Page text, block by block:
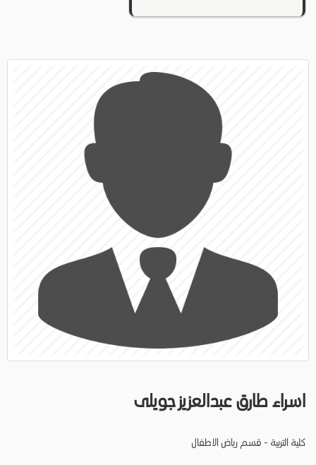
اسراء طارق عبدالعزيز جويلى
كلية التربية - قسم رياض الاطفال